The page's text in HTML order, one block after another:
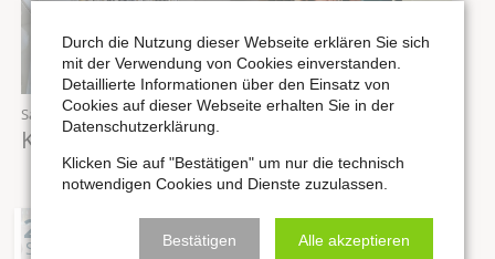
Samstag,26.09.2026Uhr
KEIN Mittagskonzert
26
SEP
Durch die Nutzung dieser Webseite erklären Sie sich
mit der Verwendung von Cookies einverstanden.
Detaillierte Informationen über den Einsatz von
Cookies auf dieser Webseite erhalten Sie in der
Datenschutzerklärung.
Klicken Sie auf "Bestätigen" um nur die technisch
notwendigen Cookies und Dienste zuzulassen.
Bestätigen Alle akzeptieren